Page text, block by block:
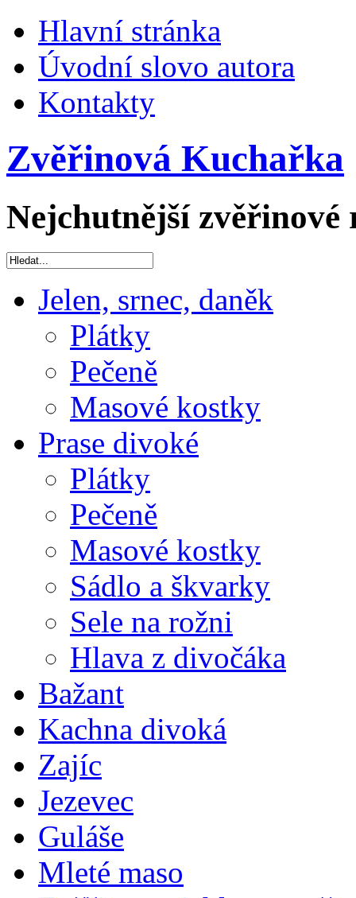
Hlavní stránka
Úvodní slovo autora
Kontakty
Zvěřinová Kuchařka
Nejchutnější zvěřinové
Jelen, srnec, daněk
Plátky
Pečeně
Masové kostky
Prase divoké
Plátky
Pečeně
Masové kostky
Sádlo a škvarky
Sele na rožni
Hlava z divočáka
Bažant
Kachna divoká
Zajíc
Jezevec
Guláše
Mleté maso